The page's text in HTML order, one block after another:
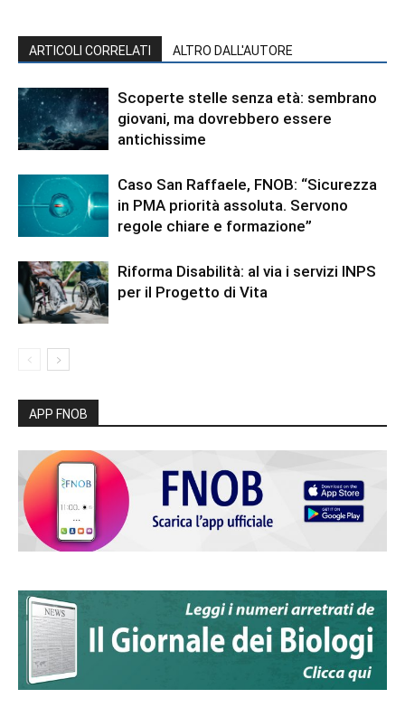
ARTICOLI CORRELATI ALTRO DALL'AUTORE
Scoperte stelle senza età: sembrano
giovani, ma dovrebbero essere
antichissime
Caso San Raffaele, FNOB: “Sicurezza
in PMA priorità assoluta. Servono
regole chiare e formazione”
Riforma Disabilità: al via i servizi INPS
per il Progetto di Vita
APP FNOB